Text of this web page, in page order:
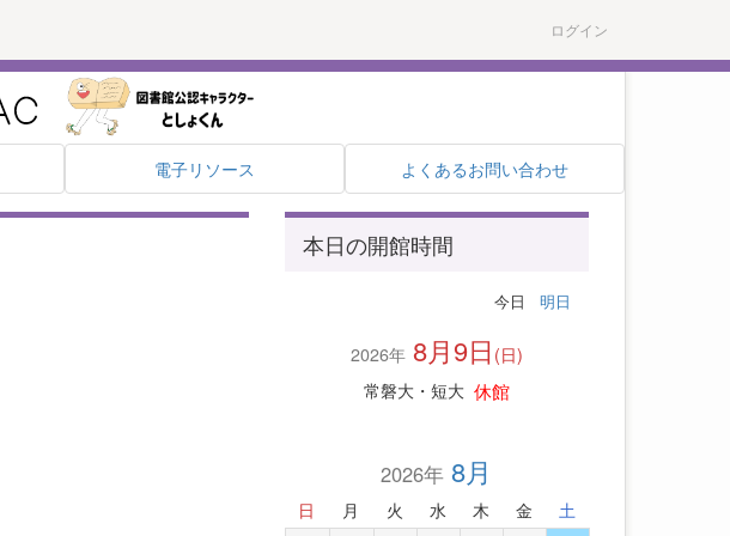
ログイン
電子リソース よくあるお問い合わせ
本日の開館時間
今日 明日
2026年 8月9日 (日)
常磐大・短大 休館
2026年 8月
日 月 火 水 木 金 土